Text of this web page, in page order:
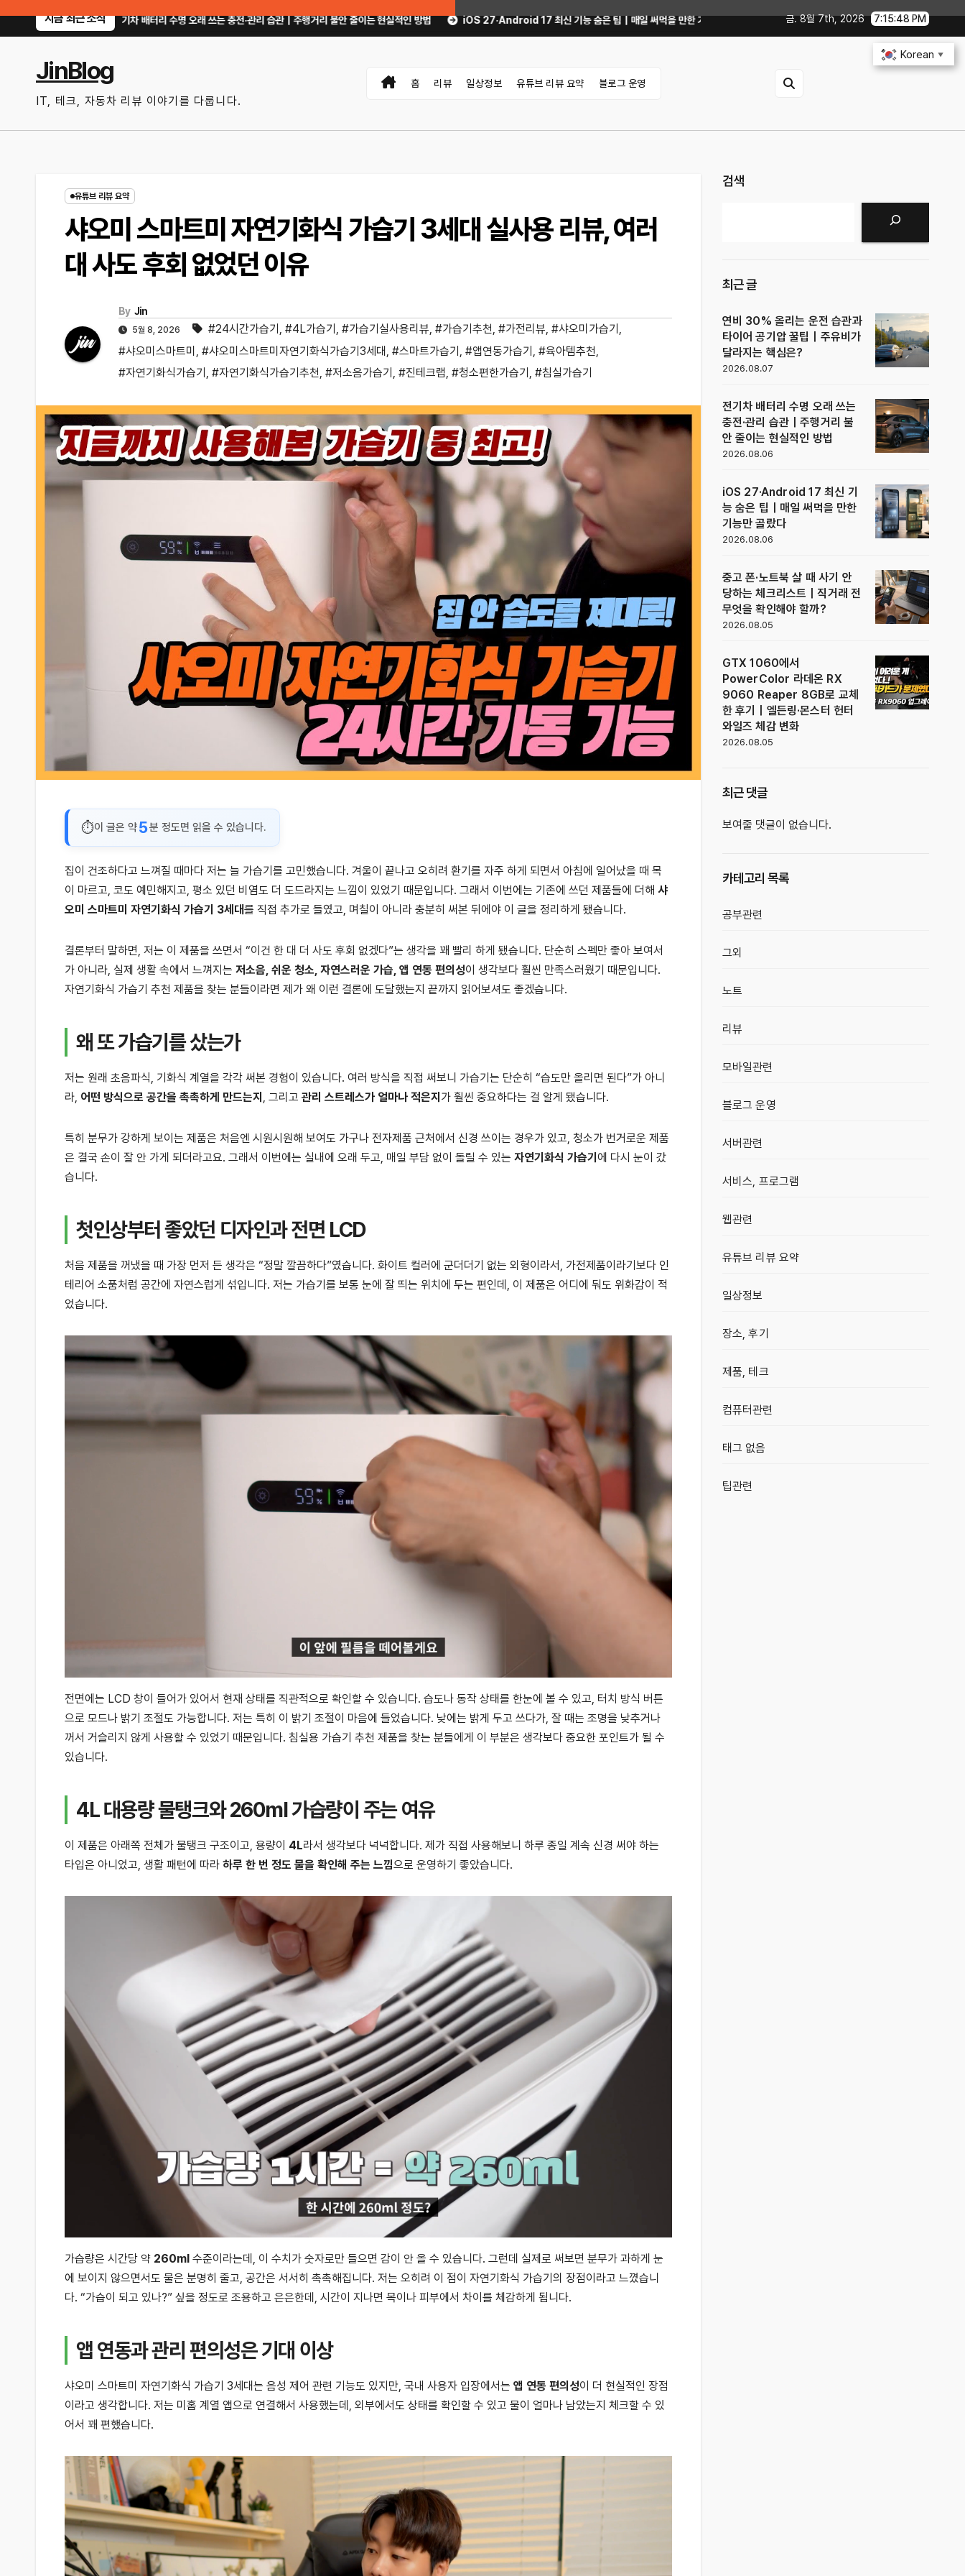
지금 최근 소식
전기차 배터리 수명 오래 쓰는 충전·관리 습관｜주행거리 불안 줄이는 현실적인 방법 iOS 27·Android 17 최신 기능 숨은 팁｜매일 써먹을 만한 기능만 골랐다 중고 폰·노트북 살 때 사기 안 당하는 체크리스트｜직거래 전 무엇을 확
금. 8월 7th, 2026 7:15:50 PM
JinBlog
IT, 테크, 자동차 리뷰 이야기를 다룹니다.
홈 리뷰 일상정보 유튜브 리뷰 요약 블로그 운영
유튜브 리뷰 요약
샤오미 스마트미 자연기화식 가습기 3세대 실사용 리뷰, 여러
대 사도 후회 없었던 이유
By Jin
5월 8, 2026 #24시간가습기 , #4L가습기 , #가습기실사용리뷰, #가습기추천, #가전리뷰, #샤오미가습기 ,
#샤오미스마트미 , #샤오미스마트미자연기화식가습기3세대 , #스마트가습기 , #앱연동가습기 , #육아템추천,
#자연기화식가습기 , #자연기화식가습기추천, #저소음가습기 , #진테크랩, #청소편한가습기 , #침실가습기
이 글은 약5분 정도면 읽을 수 있습니다.
집이 건조하다고 느껴질 때마다 저는 늘 가습기를 고민했습니다. 겨울이 끝나고 오히려 환기를 자주 하게 되면서 아침에 일어났을 때 목
이 마르고, 코도 예민해지고, 평소 있던 비염도 더 도드라지는 느낌이 있었기 때문입니다. 그래서 이번에는 기존에 쓰던 제품들에 더해 샤
오미 스마트미 자연기화식 가습기 3세대를 직접 추가로 들였고, 며칠이 아니라 충분히 써본 뒤에야 이 글을 정리하게 됐습니다.
결론부터 말하면, 저는 이 제품을 쓰면서 “이건 한 대 더 사도 후회 없겠다”는 생각을 꽤 빨리 하게 됐습니다. 단순히 스펙만 좋아 보여서
가 아니라, 실제 생활 속에서 느껴지는 저소음, 쉬운 청소, 자연스러운 가습, 앱 연동 편의성이 생각보다 훨씬 만족스러웠기 때문입니다.
자연기화식 가습기 추천 제품을 찾는 분들이라면 제가 왜 이런 결론에 도달했는지 끝까지 읽어보셔도 좋겠습니다.
왜 또 가습기를 샀는가
저는 원래 초음파식, 기화식 계열을 각각 써본 경험이 있습니다. 여러 방식을 직접 써보니 가습기는 단순히 “습도만 올리면 된다”가 아니
라, 어떤 방식으로 공간을 촉촉하게 만드는지 , 그리고 관리 스트레스가 얼마나 적은지 가 훨씬 중요하다는 걸 알게 됐습니다.
특히 분무가 강하게 보이는 제품은 처음엔 시원시원해 보여도 가구나 전자제품 근처에서 신경 쓰이는 경우가 있고, 청소가 번거로운 제품
은 결국 손이 잘 안 가게 되더라고요. 그래서 이번에는 실내에 오래 두고, 매일 부담 없이 돌릴 수 있는 자연기화식 가습기 에 다시 눈이 갔
습니다.
첫인상부터 좋았던 디자인과 전면 LCD
처음 제품을 꺼냈을 때 가장 먼저 든 생각은 “정말 깔끔하다”였습니다. 화이트 컬러에 군더더기 없는 외형이라서, 가전제품이라기보다 인
테리어 소품처럼 공간에 자연스럽게 섞입니다. 저는 가습기를 보통 눈에 잘 띄는 위치에 두는 편인데, 이 제품은 어디에 둬도 위화감이 적
었습니다.
전면에는 LCD 창이 들어가 있어서 현재 상태를 직관적으로 확인할 수 있습니다. 습도나 동작 상태를 한눈에 볼 수 있고, 터치 방식 버튼
으로 모드나 밝기 조절도 가능합니다. 저는 특히 이 밝기 조절이 마음에 들었습니다. 낮에는 밝게 두고 쓰다가, 잘 때는 조명을 낮추거나
꺼서 거슬리지 않게 사용할 수 있었기 때문입니다. 침실용 가습기 추천 제품을 찾는 분들에게 이 부분은 생각보다 중요한 포인트가 될 수
있습니다.
4L 대용량 물탱크와 260ml 가습량이 주는 여유
이 제품은 아래쪽 전체가 물탱크 구조이고, 용량이 4L라서 생각보다 넉넉합니다. 제가 직접 사용해보니 하루 종일 계속 신경 써야 하는
타입은 아니었고, 생활 패턴에 따라 하루 한 번 정도 물을 확인해 주는 느낌으로 운영하기 좋았습니다.
가습량은 시간당 약 260ml 수준이라는데, 이 수치가 숫자로만 들으면 감이 안 올 수 있습니다. 그런데 실제로 써보면 분무가 과하게 눈
에 보이지 않으면서도 물은 분명히 줄고, 공간은 서서히 촉촉해집니다. 저는 오히려 이 점이 자연기화식 가습기의 장점이라고 느꼈습니
다. “가습이 되고 있나?” 싶을 정도로 조용하고 은은한데, 시간이 지나면 목이나 피부에서 차이를 체감하게 됩니다.
앱 연동과 관리 편의성은 기대 이상
샤오미 스마트미 자연기화식 가습기 3세대는 음성 제어 관련 기능도 있지만, 국내 사용자 입장에서는 앱 연동 편의성이 더 현실적인 장점
이라고 생각합니다. 저는 미홈 계열 앱으로 연결해서 사용했는데, 외부에서도 상태를 확인할 수 있고 물이 얼마나 남았는지 체크할 수 있
어서 꽤 편했습니다.
검색
최근 글
연비 30% 올리는 운전 습관과
타이어 공기압 꿀팁｜주유비가
달라지는 핵심은?
2026.08.07
전기차 배터리 수명 오래 쓰는
충전·관리 습관｜주행거리 불
안 줄이는 현실적인 방법
2026.08.06
iOS 27·Android 17 최신 기
능 숨은 팁｜매일 써먹을 만한
기능만 골랐다
2026.08.06
중고 폰·노트북 살 때 사기 안
당하는 체크리스트｜직거래 전
무엇을 확인해야 할까?
2026.08.05
GTX 1060에서
PowerColor 라데온 RX
9060 Reaper 8GB로 교체
한 후기｜엘든링·몬스터 헌터
와일즈 체감 변화
2026.08.05
최근 댓글
보여줄 댓글이 없습니다.
카테고리 목록
공부관련
그외
노트
리뷰
모바일관련
블로그 운영
서버관련
서비스, 프로그램
웹관련
유튜브 리뷰 요약
일상정보
장소, 후기
제품, 테크
컴퓨터관련
태그 없음
팁관련
Korean ▼